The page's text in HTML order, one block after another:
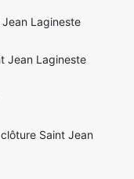
Lagineste
Jean Lagineste
Saint Jean